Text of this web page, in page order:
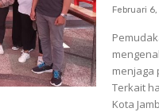
Februari
menjaga
Terkait
Kota